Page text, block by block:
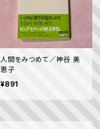
人間をみつめて／神谷 美
恵子
¥891